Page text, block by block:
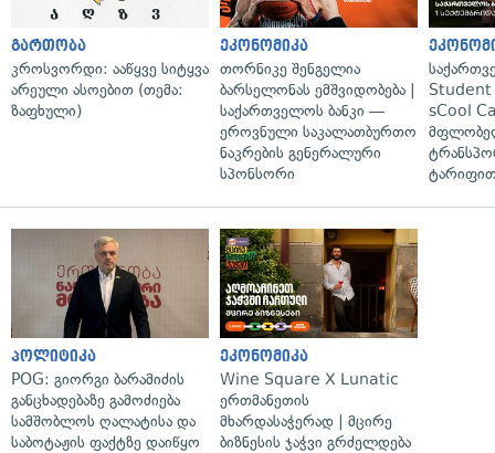
გართობა
კროსვორდი: ააწყვე სიტყვა
არეული ასოებით (თემა:
ზაფხული)
ეკონომიკა
თორნიკე შენგელია
ბარსელონას ემშვიდობება |
საქართველოს ბანკი —
ეროვნული საკალათბურთო
ნაკრების გენერალური
სპონსორი
Student
sCool
პოლიტიკა
POG: გიორგი ბარამიძის
განცხადებაზე გამოძიება
სამშობლოს ღალატისა და
საბოტაჟის ფაქტზე დაიწყო
ეკონომიკა
Wine Square X Lunatic
ერთმანეთის
მხარდასაჭერად | მცირე
ბიზნესის ჯაჭვი გრძელდება